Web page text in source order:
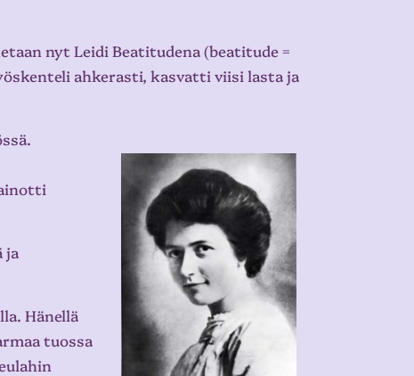
nyt Leidi Beatitudena (beatitude =
ahkerasti, kasvatti viisi lasta ja
ja
Hänellä
tuossa